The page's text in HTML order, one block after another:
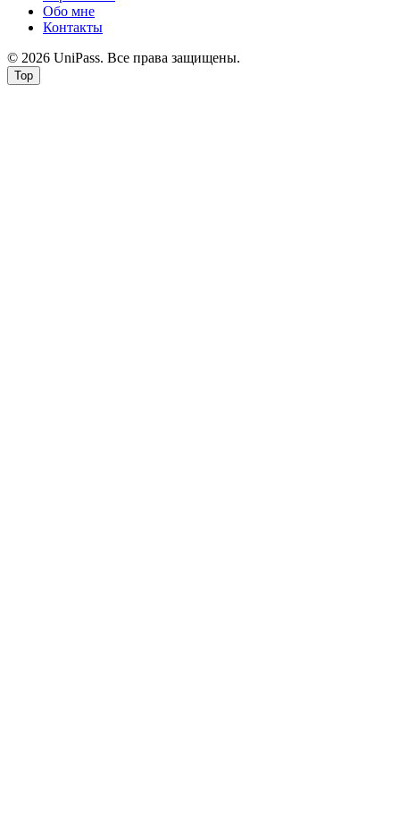
Обо мне
Контакты
© 2026 UniPass. Все права защищены.
Top